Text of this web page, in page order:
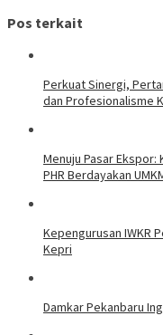
Pos terkait
Perkuat Sinergi,
dan Profesionalisme
Menuju Pasar Ekspor:
PHR Berdayakan
Kepengurusan IWKR
Kepri
Damkar Pekanbaru